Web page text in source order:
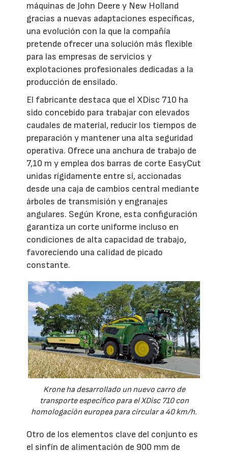
máquinas de John Deere y New Holland
gracias a nuevas adaptaciones específicas,
una evolución con la que la compañía
pretende ofrecer una solución más flexible
para las empresas de servicios y
explotaciones profesionales dedicadas a la
producción de ensilado.
El fabricante destaca que el XDisc 710 ha
sido concebido para trabajar con elevados
caudales de material, reducir los tiempos de
preparación y mantener una alta seguridad
operativa. Ofrece una anchura de trabajo de
7,10 m y emplea dos barras de corte EasyCut
unidas rígidamente entre sí, accionadas
desde una caja de cambios central mediante
árboles de transmisión y engranajes
angulares. Según Krone, esta configuración
garantiza un corte uniforme incluso en
condiciones de alta capacidad de trabajo,
favoreciendo una calidad de picado
constante.
Krone ha desarrollado un nuevo carro de
transporte específico para el XDisc 710 con
homologación europea para circular a 40 km/h.
Otro de los elementos clave del conjunto es
el sinfín de alimentación de 900 mm de